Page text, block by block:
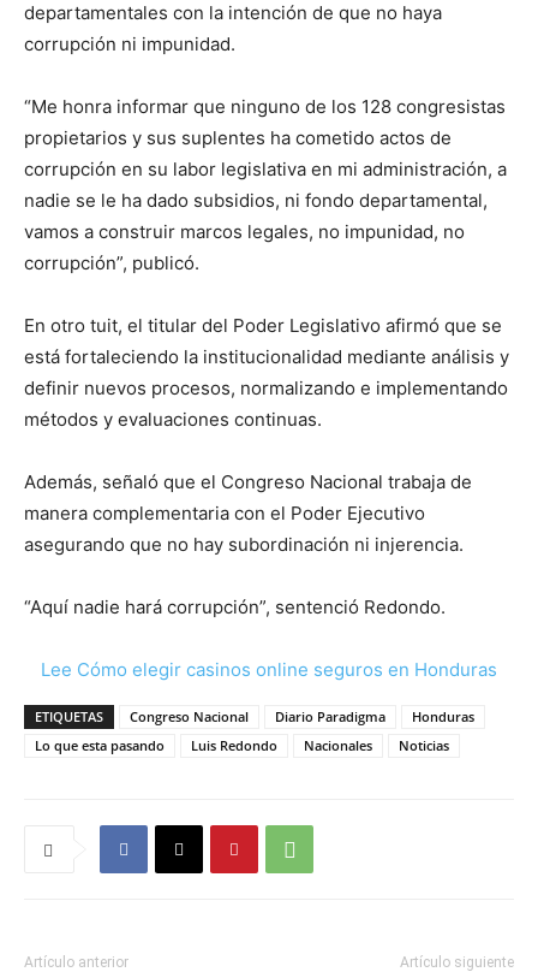
departamentales con la intención de que no haya
corrupción ni impunidad.
“Me honra informar que ninguno de los 128 congresistas
propietarios y sus suplentes ha cometido actos de
corrupción en su labor legislativa en mi administración, a
nadie se le ha dado subsidios, ni fondo departamental,
vamos a construir marcos legales, no impunidad, no
corrupción”, publicó.
En otro tuit, el titular del Poder Legislativo afirmó que se
está fortaleciendo la institucionalidad mediante análisis y
definir nuevos procesos, normalizando e implementando
métodos y evaluaciones continuas.
Además, señaló que el Congreso Nacional trabaja de
manera complementaria con el Poder Ejecutivo
asegurando que no hay subordinación ni injerencia.
“Aquí nadie hará corrupción”, sentenció Redondo.
Lee Cómo elegir casinos online seguros en Honduras
ETIQUETAS Congreso Nacional Diario Paradigma
Honduras
Lo que esta pasando
Luis Redondo Nacionales Noticias
Artículo anterior Artículo siguiente